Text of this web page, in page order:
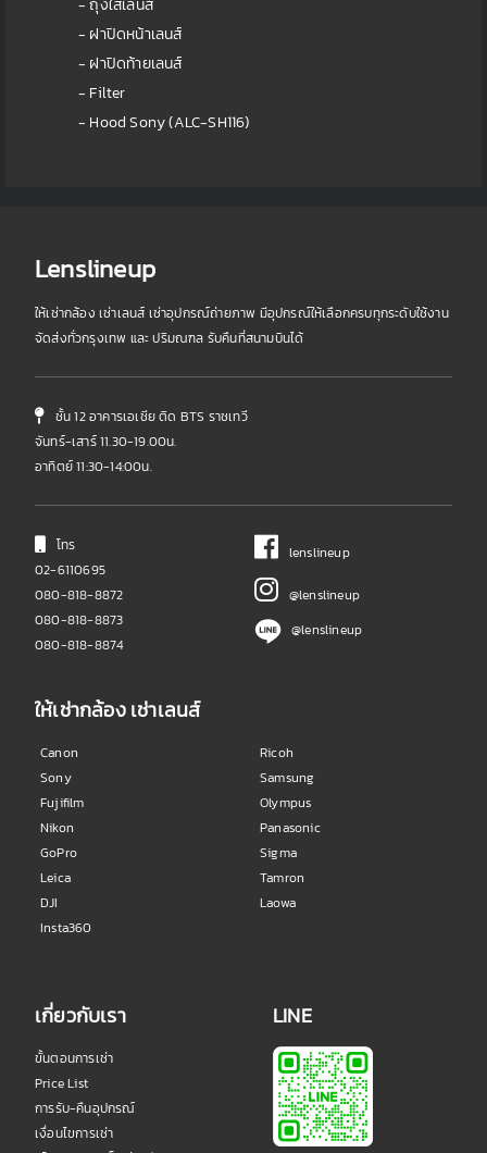
- ถุงใส่เลนส์
- ฝาปิดหน้าเลนส์
- ฝาปิดท้ายเลนส์
- Filter
- Hood Sony (ALC-SH116)
Lenslineup
ให้เช่ากล้อง เช่าเลนส์ เช่าอุปกรณ์ถ่ายภาพ มีอุปกรณ์ให้เลือกครบทุกระดับใช้งาน
จัดส่งทั่วกรุงเทพ และ ปริมณฑล รับคืนที่สนามบินได้
ชั้น 12 อาคารเอเชีย ติด BTS ราชเทวี
จันทร์-เสาร์ 11.30-19.00น.
อาทิตย์ 11:30-14:00น.
โทร
02-6110695
080-818-8872
080-818-8873
080-818-8874
lenslineup
@lenslineup
@lenslineup
ให้เช่ากล้อง เช่าเลนส์
Canon
Sony
Fujifilm
Nikon
GoPro
Leica
DJI
Insta360
Ricoh
Samsung
Olympus
Panasonic
Sigma
Tamron
Laowa
เกี่ยวกับเรา
ขั้นตอนการเช่า
Price List
การรับ-คืนอุปกรณ์
เงื่อนไขการเช่า
LINE